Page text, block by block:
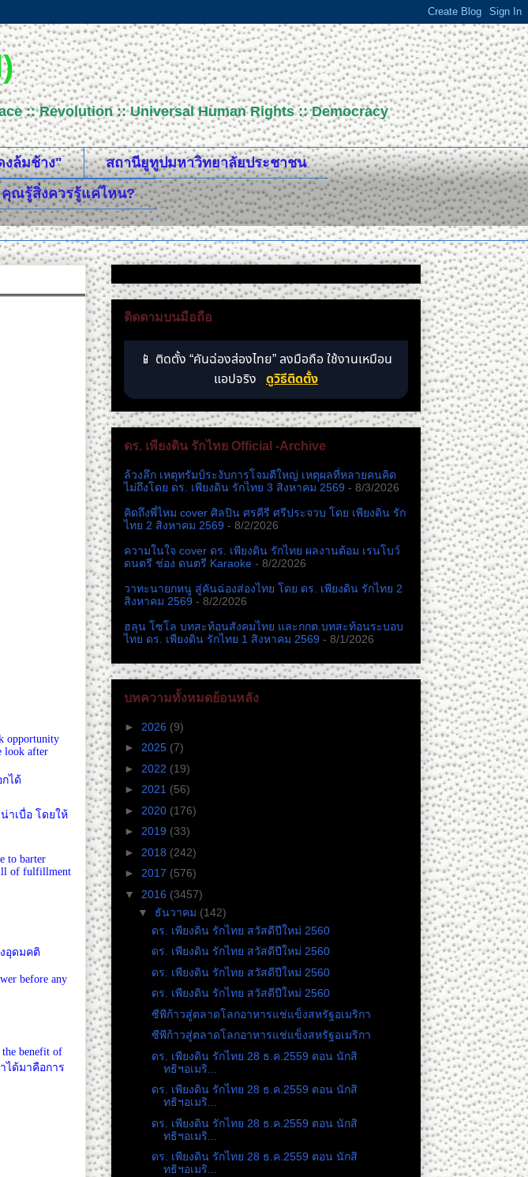
:: Revolution :: Universal Human Rights :: Democracy
งล้มช้าง"
สถานียูทูปมหาวิทยาลัยประชาชน
ณรู้สิ่งควรรู้แค่ไหน?
opportunity
look after
กได้
าเบื่อ โดยให้
to barter
of fulfillment
อุดมคติ
before any
benefit of
าได้มาคือการ
ติดตามบนมือถือ
📱 ติดตั้ง “คันฉ่องส่องไทย” ลงมือถือ ใช้งานเหมือน
แอปจริง ดูวิธีติดตั้ง
ดร. เพียงดิน รักไทย Official -Archive
ล้วงลึก เหตุทรัมป์ระงับการโจมตีใหญ่ เหตุผลที่หลายคนคิด
ไม่ถึงโดย ดร. เพียงดิน รักไทย 3 สิงหาคม 2569 - 8/3/2026
คิดถึงพี่ไหม cover ศิลปิน ศรคีรี ศรีประจวบ โดย เพียงดิน รัก
ไทย 2 สิงหาคม 2569 - 8/2/2026
ความในใจ cover ดร. เพียงดิน รักไทย ผลงานต้อม เรนโบว์
ดนตรี ช่อง ดนตรี Karaoke - 8/2/2026
วาทะนายกหนู สู่คันฉ่องส่องไทย โดย ดร. เพียงดิน รักไทย 2
สิงหาคม 2569 - 8/2/2026
ฮลุน โซโล บทสะท้อนสังคมไทย และกกต.​บทสะท้อนระบอบ
ไทย ดร. เพียงดิน รักไทย 1 สิงหาคม 2569 - 8/1/2026
บทความทั้งหมดย้อนหลัง
► 2026 (9)
► 2025 (7)
► 2022 (19)
► 2021 (56)
► 2020 (176)
► 2019 (33)
► 2018 (242)
► 2017 (576)
▼ 2016 (3457)
▼ ธันวาคม (142)
ดร. เพียงดิน รักไทย สวัสดีปีใหม่ 2560
ดร. เพียงดิน รักไทย สวัสดีปีใหม่ 2560
ดร. เพียงดิน รักไทย สวัสดีปีใหม่ 2560
ดร. เพียงดิน รักไทย สวัสดีปีใหม่ 2560
ซีพีก้าวสู่ตลาดโลกอาหารแช่แข็งสหรัฐอเมริกา
ซีพีก้าวสู่ตลาดโลกอาหารแช่แข็งสหรัฐอเมริกา
ดร. เพียงดิน รักไทย 28 ธ.ค.2559 ตอน นักสิ
ทธิฯอเมริ...
ดร. เพียงดิน รักไทย 28 ธ.ค.2559 ตอน นักสิ
ทธิฯอเมริ...
ดร. เพียงดิน รักไทย 28 ธ.ค.2559 ตอน นักสิ
ทธิฯอเมริ...
ดร. เพียงดิน รักไทย 28 ธ.ค.2559 ตอน นักสิ
ทธิฯอเมริ...